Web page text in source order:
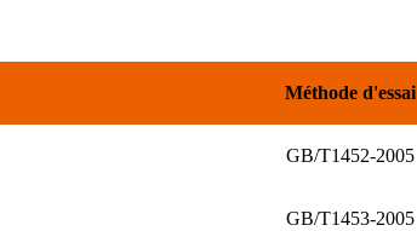
Méthode d'essai
GB/T1452-2005
GB/T1453-2005